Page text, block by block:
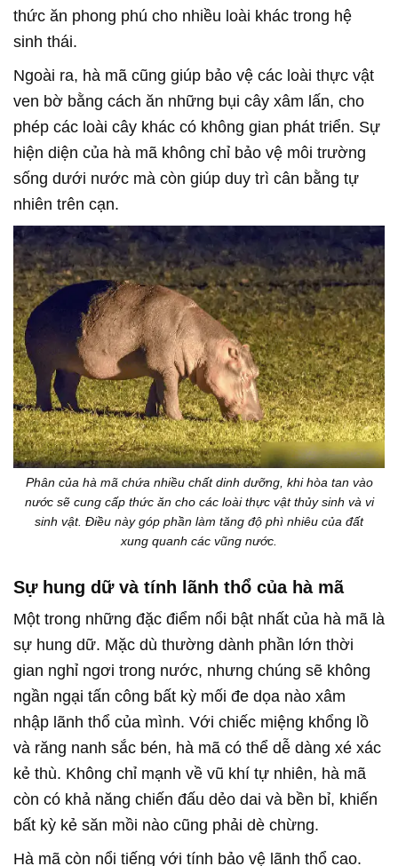
thức ăn phong phú cho nhiều loài khác trong hệ
sinh thái.
Ngoài ra, hà mã cũng giúp bảo vệ các loài thực vật
ven bờ bằng cách ăn những bụi cây xâm lấn, cho
phép các loài cây khác có không gian phát triển. Sự
hiện diện của hà mã không chỉ bảo vệ môi trường
sống dưới nước mà còn giúp duy trì cân bằng tự
nhiên trên cạn.
Phân của hà mã chứa nhiều chất dinh dưỡng, khi hòa tan vào
nước sẽ cung cấp thức ăn cho các loài thực vật thủy sinh và vi
sinh vật. Điều này góp phần làm tăng độ phì nhiêu của đất
xung quanh các vũng nước.
Sự hung dữ và tính lãnh thổ của hà mã
Một trong những đặc điểm nổi bật nhất của hà mã là
sự hung dữ. Mặc dù thường dành phần lớn thời
gian nghỉ ngơi trong nước, nhưng chúng sẽ không
ngần ngại tấn công bất kỳ mối đe dọa nào xâm
nhập lãnh thổ của mình. Với chiếc miệng khổng lồ
và răng nanh sắc bén, hà mã có thể dễ dàng xé xác
kẻ thù. Không chỉ mạnh về vũ khí tự nhiên, hà mã
còn có khả năng chiến đấu dẻo dai và bền bỉ, khiến
bất kỳ kẻ săn mồi nào cũng phải dè chừng.
Hà mã còn nổi tiếng với tính bảo vệ lãnh thổ cao.